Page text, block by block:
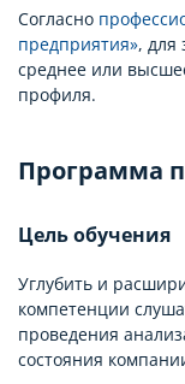
Согласно
предприятия», для
среднее или
профиля.
Программа
Цель обучения
Углубить и
компетенции
проведения
состояния